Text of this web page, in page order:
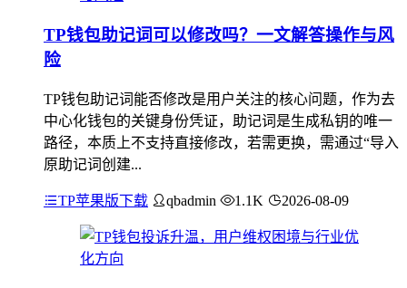
TP钱包助记词可以修改吗？一文解答操作与风
险
TP钱包助记词能否修改是用户关注的核心问题，作为去
中心化钱包的关键身份凭证，助记词是生成私钥的唯一
路径，本质上不支持直接修改，若需更换，需通过“导入
原助记词创建...
TP苹果版下载 qbadmin 1.1K 2026-08-09